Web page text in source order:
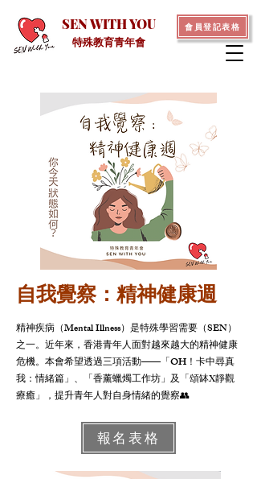
SEN WITH YOU
特殊教育青年會
會員登記表格
​自我覺察：精神健康週
精神疾病（Mental Illness）是特殊學習需要（SEN）
之一。 近年來，香港青年人面對越來越大的精神健康
危機。本會希望透過三項活動——「OH！卡中尋真
我：情緒篇」、「香薰蠟燭工作坊」及「頌缽X靜觀
療癒」，提升青年人對自身情緒的覺察👥
報名表格